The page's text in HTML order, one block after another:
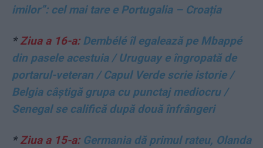
imilor”: cel mai tare e Portugalia – Croația
*Ziua a 16-a:Dembélé îl egalează pe Mbappé
din pasele acestuia / Uruguay e îngropată de
portarul-veteran / Capul Verde scrie istorie /
Belgia câștigă grupa cu punctaj mediocru /
Senegal se califică după două înfrângeri
*Ziua a 15-a:Germania dă primul rateu, Olanda